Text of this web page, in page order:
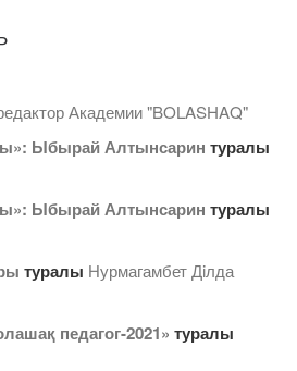
Академии "BOLASHAQ"
Ыбырай Алтынсарин туралы
Ыбырай Алтынсарин туралы
туралы Нурмагамбет Дiлда
педагог-2021» туралы